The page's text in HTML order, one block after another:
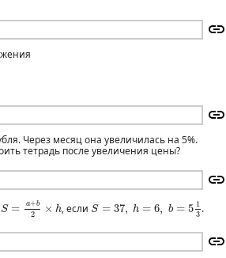
Через месяц она увеличилась на 5%.
тетрадь после увеличения цены?
S = a+b
2 × h
S= b2×
, еслиS = 37, h = 6, b = 5 1
3
S= 37,h 6 =5 3 .